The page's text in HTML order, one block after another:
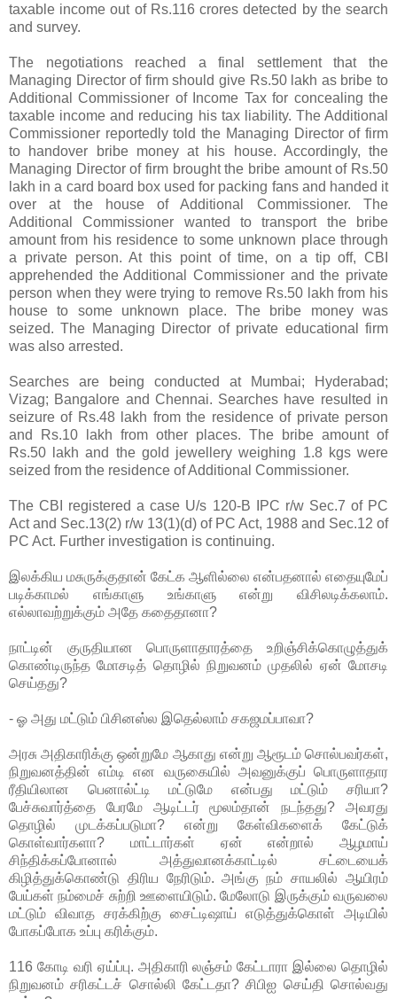
taxable income out of Rs.116 crores detected by the search
and survey.
The negotiations reached a final settlement that the
Managing Director of firm should give Rs.50 lakh as bribe to
Additional Commissioner of Income Tax for concealing the
taxable income and reducing his tax liability. The Additional
Commissioner reportedly told the Managing Director of firm
to handover bribe money at his house. Accordingly, the
Managing Director of firm brought the bribe amount of Rs.50
lakh in a card board box used for packing fans and handed it
over at the house of Additional Commissioner. The
Additional Commissioner wanted to transport the bribe
amount from his residence to some unknown place through
a private person. At this point of time, on a tip off, CBI
apprehended the Additional Commissioner and the private
person when they were trying to remove Rs.50 lakh from his
house to some unknown place. The bribe money was
seized. The Managing Director of private educational firm
was also arrested.
Searches are being conducted at Mumbai; Hyderabad;
Vizag; Bangalore and Chennai. Searches have resulted in
seizure of Rs.48 lakh from the residence of private person
and Rs.10 lakh from other places. The bribe amount of
Rs.50 lakh and the gold jewellery weighing 1.8 kgs were
seized from the residence of Additional Commissioner.
The CBI registered a case U/s 120-B IPC r/w Sec.7 of PC
Act and Sec.13(2) r/w 13(1)(d) of PC Act, 1988 and Sec.12 of
PC Act. Further investigation is continuing.
இலக்கிய மசுருக்குதான் கேட்க ஆளில்லை என்பதனால் எதையுமேப்
படிக்காமல் எங்காளு உங்காளு என்று விசிலடிக்கலாம்.
எல்லாவற்றுக்கும் அதே கதைதானா?
நாட்டின் குருதியான பொருளாதாரத்தை உறிஞ்சிக்கொழுத்துக்
கொண்டிருந்த மோசடித் தொழில் நிறுவனம் முதலில் ஏன் மோசடி
செய்தது?
- ஓ அது மட்டும் பிசினஸ்ல இதெல்லாம் சகஜமப்பாவா?
அரசு அதிகாரிக்கு ஒன்றுமே ஆகாது என்று ஆரூடம் சொல்பவர்கள்,
நிறுவனத்தின் எம்டி என வருகையில் அவனுக்குப் பொருளாதார
ரீதியிலான பெனால்ட்டி மட்டுமே என்பது மட்டும் சரியா?
பேச்சுவார்த்தை பேரமே ஆடிட்டர் மூலம்தான் நடந்தது? அவரது
தொழில் முடக்கப்படுமா? என்று கேள்விகளைக் கேட்டுக்
கொள்வார்களா? மாட்டார்கள் ஏன் என்றால் ஆழமாய்
சிந்திக்கப்போனால் அத்துவானக்காட்டில் சட்டையைக்
கிழித்துக்கொண்டு திரிய நேரிடும். அங்கு நம் சாயலில் ஆயிரம்
பேய்கள் நம்மைச் சுற்றி ஊளையிடும். மேலோடு இருக்கும் வருவலை
மட்டும் விவாத சரக்கிற்கு சைட்டிஷாய் எடுத்துக்கொள் அடியில்
போகப்போக உப்பு கரிக்கும்.
116 கோடி வரி ஏய்ப்பு. அதிகாரி லஞ்சம் கேட்டாரா இல்லை தொழில்
நிறுவனம் சரிகட்டச் சொல்லி கேட்டதா? சிபிஐ செய்தி சொல்வது